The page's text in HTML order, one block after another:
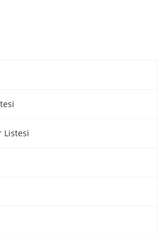
Listesi